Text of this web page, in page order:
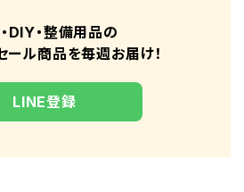
DIY・整備用品の
ール商品を毎週お届け！
LINE登録